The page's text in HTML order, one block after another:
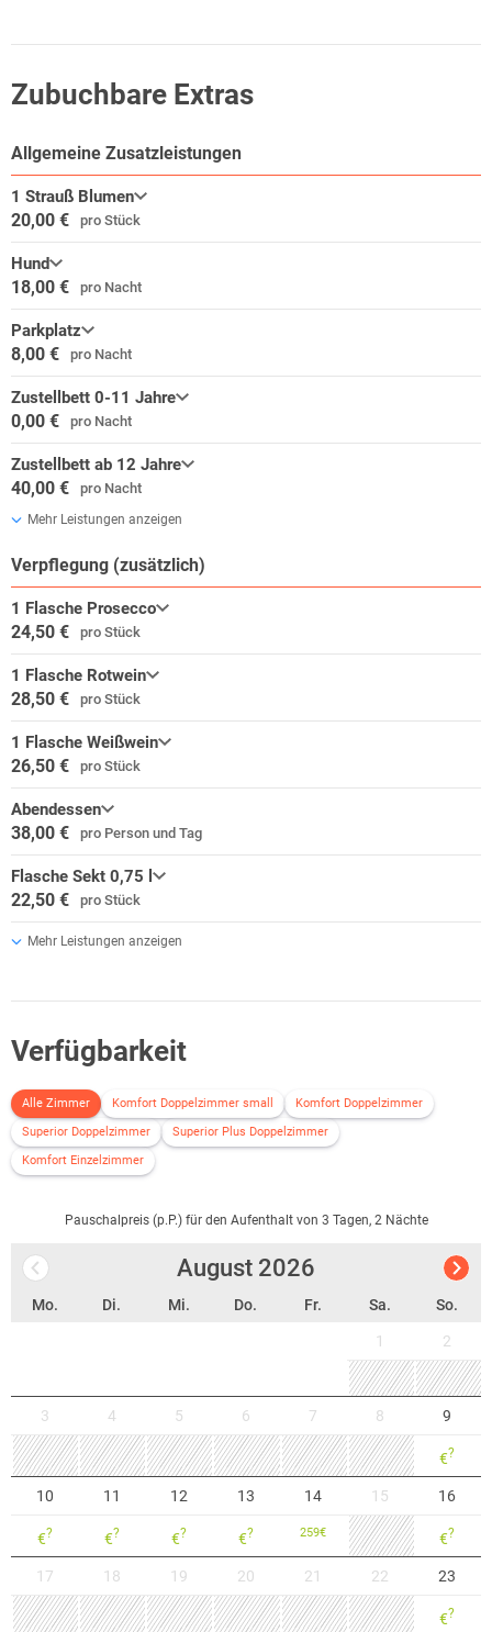
Zubuchbare Extras
Allgemeine Zusatzleistungen
1 Strauß Blumen
20,00 € pro Stück
Hund
18,00 € pro Nacht
Parkplatz
8,00 € pro Nacht
Zustellbett 0-11 Jahre
0,00 € pro Nacht
Zustellbett ab 12 Jahre
40,00 € pro Nacht
Mehr Leistungen anzeigen
Verpflegung (zusätzlich)
1 Flasche Prosecco
24,50 € pro Stück
1 Flasche Rotwein
28,50 € pro Stück
1 Flasche Weißwein
26,50 € pro Stück
Abendessen
38,00 € pro Person und Tag
Flasche Sekt 0,75 l
22,50 € pro Stück
Mehr Leistungen anzeigen
Verfügbarkeit
Alle Zimmer Komfort Doppelzimmer small
Komfort Doppelzimmer
Superior Doppelzimmer
Superior Plus Doppelzimmer
Komfort Einzelzimmer
Pauschalpreis (p.P.) für den Aufenthalt von 3 Tagen, 2 Nächte
August 2026
Mo. Di. Mi. Do. Fr. Sa. So.
1 2
3 4 5 6 7 8 9
€?
10
€?
11
€?
12
€?
13
€?
14
259€
15 16
€?
17 18 19 20 21 22 23
€?